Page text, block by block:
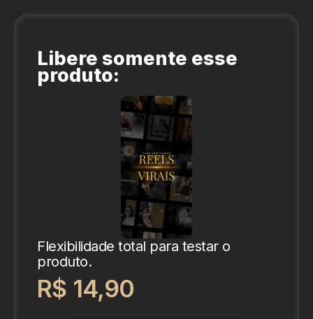
Libere somente esse
produto:
Flexibilidade total para testar o
produto.
R$ 14,90